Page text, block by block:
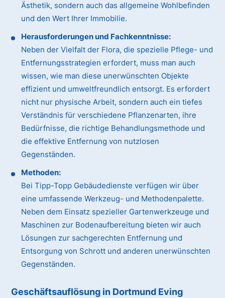
Ästhetik, sondern auch das allgemeine Wohlbefinden
und den Wert Ihrer Immobilie.
Herausforderungen und Fachkenntnisse:
Neben der Vielfalt der Flora, die spezielle Pflege- und
Entfernungsstrategien erfordert, muss man auch
wissen, wie man diese unerwünschten Objekte
effizient und umweltfreundlich entsorgt. Es erfordert
nicht nur physische Arbeit, sondern auch ein tiefes
Verständnis für verschiedene Pflanzenarten, ihre
Bedürfnisse, die richtige Behandlungsmethode und
die effektive Entfernung von nutzlosen
Gegenständen.
Methoden:
Bei Tipp-Topp Gebäudedienste verfügen wir über
eine umfassende Werkzeug- und Methodenpalette.
Neben dem Einsatz spezieller Gartenwerkzeuge und
Maschinen zur Bodenaufbereitung bieten wir auch
Lösungen zur sachgerechten Entfernung und
Entsorgung von Schrott und anderen unerwünschten
Gegenständen.
Geschäftsauflösung in Dortmund Eving